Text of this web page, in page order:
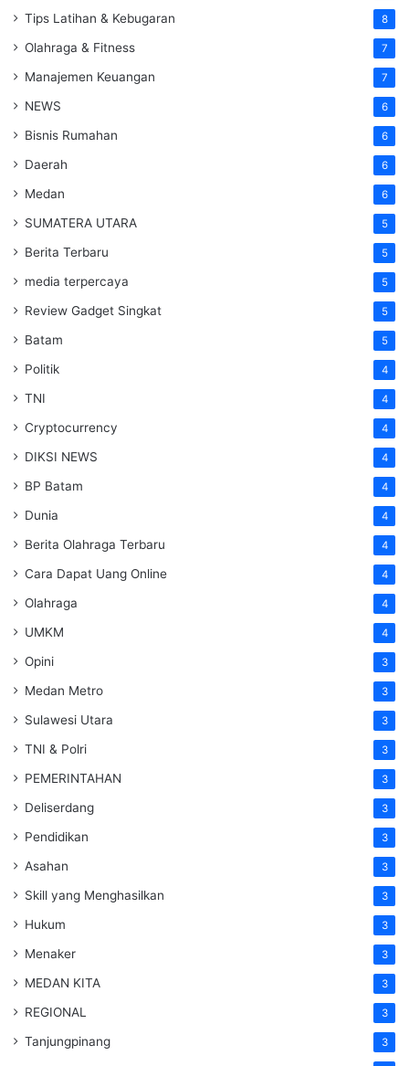
Tips Latihan & Kebugaran 8
Olahraga & Fitness 7
Manajemen Keuangan 7
NEWS 6
Bisnis Rumahan 6
Daerah 6
Medan 6
SUMATERA UTARA 5
Berita Terbaru 5
media terpercaya 5
Review Gadget Singkat 5
Batam 5
Politik 4
TNI 4
Cryptocurrency 4
DIKSI NEWS 4
BP Batam 4
Dunia 4
Berita Olahraga Terbaru 4
Cara Dapat Uang Online 4
Olahraga 4
UMKM 4
Opini 3
Medan Metro 3
Sulawesi Utara 3
TNI & Polri 3
PEMERINTAHAN 3
Deliserdang 3
Pendidikan 3
Asahan 3
Skill yang Menghasilkan 3
Hukum 3
Menaker 3
MEDAN KITA 3
REGIONAL 3
Tanjungpinang 3